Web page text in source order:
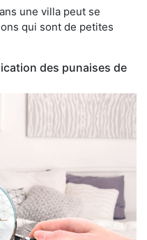
une villa peut se
qui sont de petites
des punaises de